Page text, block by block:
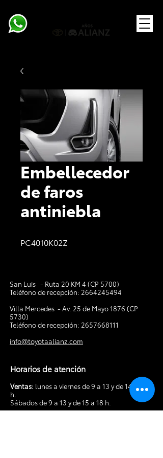
Embellecedor
de faros
antiniebla
PC4010K02Z
San Luis - Ruta 20 KM 4 (CP 5700)
Teléfono de recepción: 2664245494
Villa Mercedes - Av. 25 de Mayo 1876 (CP
5730)
Teléfono de recepción: 2657668111
info@toyotaalianz.com
Horarios de atención
Ventas: lunes a viernes de 9 a 13 y de 14 a 19
h.
Sábados de 9 a 13 y de 15 a 18 h.